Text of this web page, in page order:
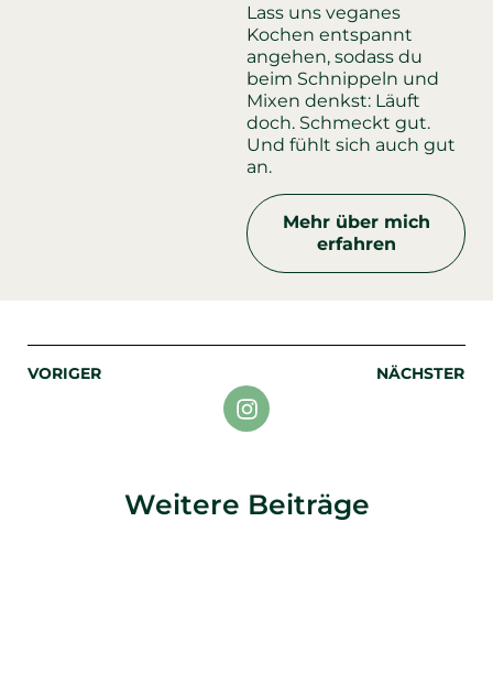
VORIGER NÄCHSTER
Lass uns veganes
Kochen entspannt
angehen, sodass du
beim Schnippeln und
Mixen denkst: Läuft
doch. Schmeckt gut.
Und fühlt sich auch gut
an.
Mehr über mich
erfahren
Weitere Beiträge